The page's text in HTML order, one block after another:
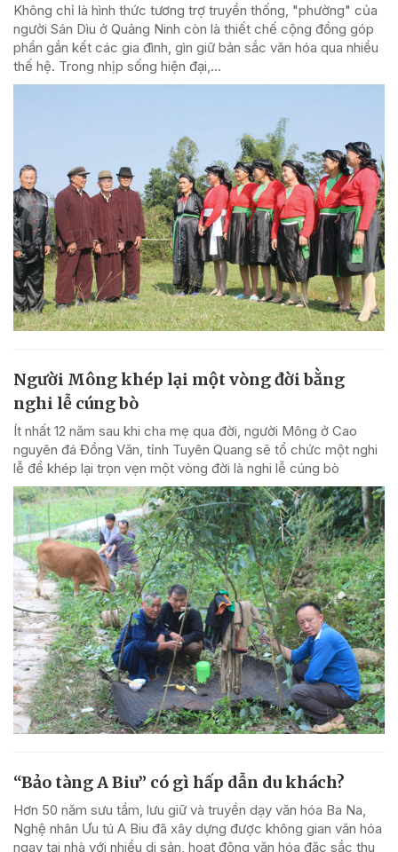
Không chỉ là hình thức tương trợ truyền thống, "phường" của
người Sán Dìu ở Quảng Ninh còn là thiết chế cộng đồng góp
phần gắn kết các gia đình, gìn giữ bản sắc văn hóa qua nhiều
thế hệ. Trong nhịp sống hiện đại,...
Người Mông khép lại một vòng đời bằng
nghi lễ cúng bò
Ít nhất 12 năm sau khi cha mẹ qua đời, người Mông ở Cao
nguyên đá Đồng Văn, tỉnh Tuyên Quang sẽ tổ chức một nghi
lễ để khép lại trọn vẹn một vòng đời là nghi lễ cúng bò
“Bảo tàng A Biu” có gì hấp dẫn du khách?
Hơn 50 năm sưu tầm, lưu giữ và truyền dạy văn hóa Ba Na,
Nghệ nhân Ưu tú A Biu đã xây dựng được không gian văn hóa
ngay tại nhà với nhiều di sản, hoạt động văn hóa đặc sắc thu